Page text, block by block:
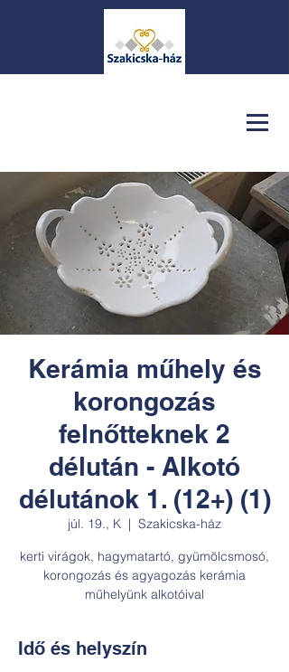
Kerámia műhely és
korongozás
felnőtteknek 2
délután - Alkotó
délutánok 1. (12+) (1)
júl. 19., K
  |
Szakicska-ház
kerti virágok, hagymatartó, gyümölcsmosó,
korongozás és agyagozás kerámia
műhelyünk alkotóival
Idő és helyszín